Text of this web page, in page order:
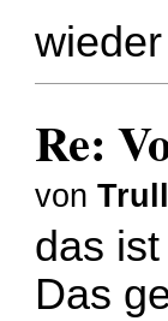
Re:
von
das
Das